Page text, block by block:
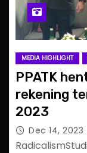
MEDIA HIGHLIGHT
PPATK
rekening
2023
Dec 14, 2023